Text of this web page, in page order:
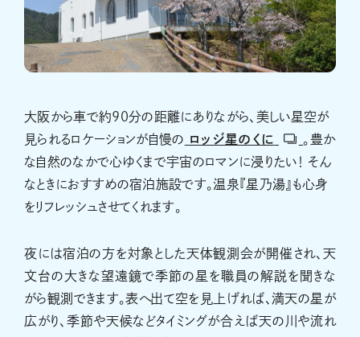
大阪から車で約90分の距離にありながら、美しい星空が
見られるロケーションが自慢の ロッジ星のくに
。豊か
な自然のなかで心ゆくまで宇宙のロマンに浸りたい！ そん
なときにおすすめの宿泊施設です。温泉『星乃湯』も心身
をリフレッシュさせてくれます。
夜には宿泊の方を対象とした天体観測会が開催され、天
文台の大きな望遠鏡で季節の星を職員の解説を聞きな
がら観測できます。表へ出て空を見上げれば、満天の星が
広がり、季節や天候などタイミングが合えば天の川や流れ